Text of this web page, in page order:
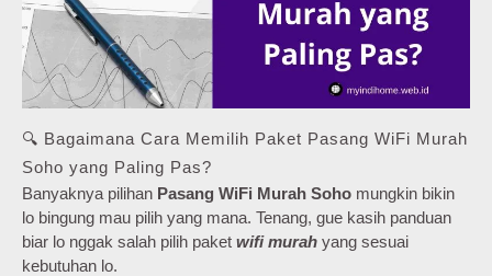
🔍 Bagaimana Cara Memilih Paket Pasang WiFi Murah
Soho yang Paling Pas?
Banyaknya pilihan Pasang WiFi Murah Soho mungkin bikin
lo bingung mau pilih yang mana. Tenang, gue kasih panduan
biar lo nggak salah pilih paket wifi murah yang sesuai
kebutuhan lo.